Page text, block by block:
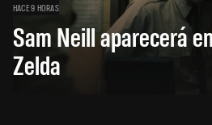
HACE 9 HORAS
Sam Neill aparecerá
Zelda